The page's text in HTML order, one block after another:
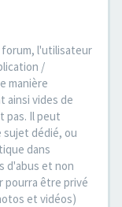
forum, l'utilisateur
/
manière
ainsi vides de
pas. Il peut
sujet dédié, ou
dans
d'abus et non
être privé
et vidéos)